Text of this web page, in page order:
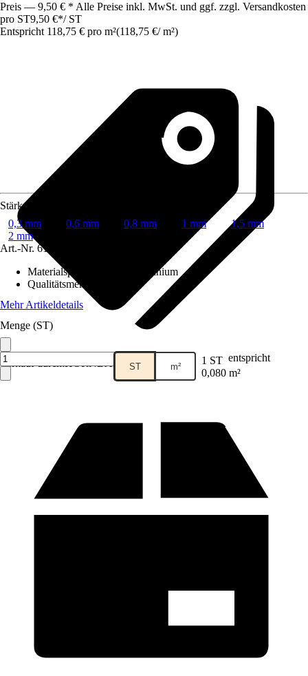
Preis — 9,50 € * Alle Preise inkl. MwSt. und ggf. zzgl. Versandkosten
pro ST9,50 €*/ ST
Entspricht 118,75 € pro m²(118,75 €/ m²)
Verkauf durch:HORNBACH
Stärke
0,3 mm
0,6 mm 0,8 mm 1 mm
1,5 mm
2 mm
Art.-Nr. 6179085
Materialspezifizierung
Aluminium
Qualitätsmerkmal
Mehr Artikeldetails
Menge (ST)
ST m² 1 ST entspricht
0,080 m²